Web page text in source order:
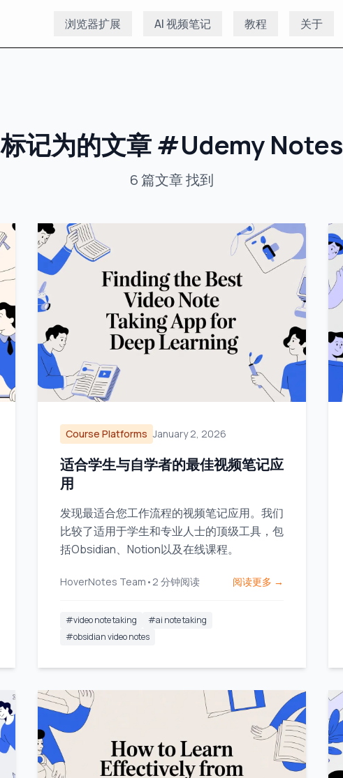
浏览器扩展 AI 视频笔记 教程 关于
标记为的文章#Udemy Notes
6篇文章找到
Course Platforms January 2, 2026
适合学生与自学者的最佳视频笔记应
用
发现最适合您工作流程的视频笔记应用。我们
比较了适用于学生和专业人士的顶级工具，包
括Obsidian、Notion以及在线课程。
HoverNotes Team • 2 分钟阅读 阅读更多 →
#video note taking #ai note taking
#obsidian video notes